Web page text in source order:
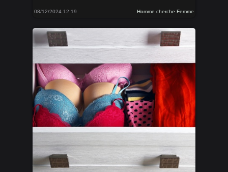
08/12/2024 12:19 Homme cherche Femme